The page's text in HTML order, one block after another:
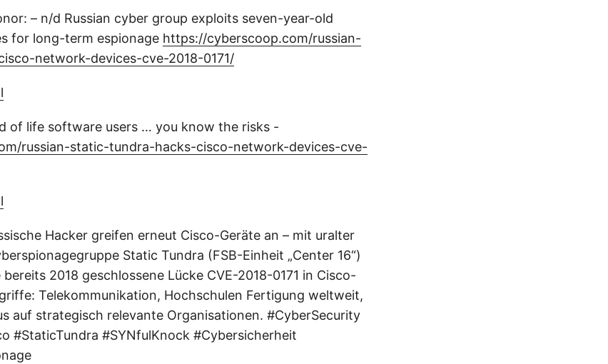
– n/d Russian cyber group exploits seven-year-old
for long-term espionage https://cyberscoop.com/russian-
network-devices-cve-2018-0171/
of life software users … you know the risks -
russian-static-tundra-hacks-cisco-network-devices-cve-
Hacker greifen erneut Cisco-Geräte an – mit uralter
Static Tundra (FSB-Einheit „Center 16“)
2018 geschlossene Lücke CVE-2018-0171 in Cisco-
Telekommunikation, Hochschulen Fertigung weltweit,
auf strategisch relevante Organisationen. #CyberSecurity
#StaticTundra #SYNfulKnock #Cybersicherheit